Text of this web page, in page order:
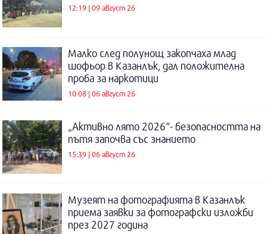
12:19 | 09 август 26
Малко след полунощ закопчаха млад
шофьор в Казанлък, дал положителна
проба за наркотици
10:08 | 06 август 26
„Активно лято 2026“- безопасността на
пътя започва със знанието
15:39 | 06 август 26
Музеят на фотографията в Казанлък
приема заявки за фотографски изложби
през 2027 година